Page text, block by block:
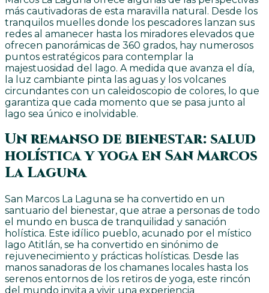
más cautivadoras de esta maravilla natural. Desde los
tranquilos muelles donde los pescadores lanzan sus
redes al amanecer hasta los miradores elevados que
ofrecen panorámicas de 360 grados, hay numerosos
puntos estratégicos para contemplar la
majestuosidad del lago. A medida que avanza el día,
la luz cambiante pinta las aguas y los volcanes
circundantes con un caleidoscopio de colores, lo que
garantiza que cada momento que se pasa junto al
lago sea único e inolvidable.
Un remanso de bienestar: salud
holística y yoga en San Marcos
La Laguna
San Marcos La Laguna se ha convertido en un
santuario del bienestar, que atrae a personas de todo
el mundo en busca de tranquilidad y sanación
holística. Este idílico pueblo, acunado por el místico
lago Atitlán, se ha convertido en sinónimo de
rejuvenecimiento y prácticas holísticas. Desde las
manos sanadoras de los chamanes locales hasta los
serenos entornos de los retiros de yoga, este rincón
del mundo invita a vivir una experiencia